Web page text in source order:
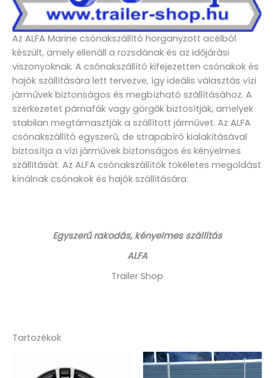
Az ALFA Marine csónakszállító horganyzott acélból
készült, amely ellenáll a rozsdának és az időjárási
viszonyoknak. A csónakszállító kifejezetten csónakok és
hajók szállítására lett tervezve, így ideális választás vízi
járművek biztonságos és megbízható szállításához. A
szerkezetet párnafák vagy görgők biztosítják, amelyek
stabilan megtámasztják a szállított járművet. Az ALFA
csónakszállító egyszerű, de strapabíró kialakításával
biztosítja a vízi járművek biztonságos és kényelmes
szállítását. Az ALFA csónakszállítók tökéletes megoldást
kínálnak csónakok és hajók szállítására.
Egyszerű rakodás, kényelmes szállítás
ALFA
Trailer Shop
Tartozékok